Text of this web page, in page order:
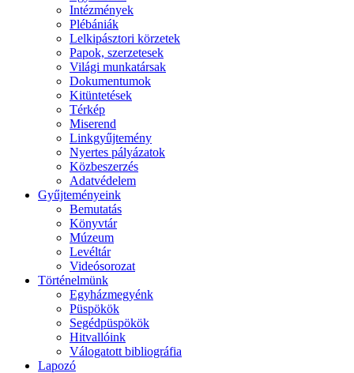
Intézmények
Plébániák
Lelkipásztori körzetek
Papok, szerzetesek
Világi munkatársak
Dokumentumok
Kitüntetések
Térkép
Miserend
Linkgyűjtemény
Nyertes pályázatok
Közbeszerzés
Adatvédelem
Gyűjteményeink
Bemutatás
Könyvtár
Múzeum
Levéltár
Videósorozat
Történelmünk
Egyházmegyénk
Püspökök
Segédpüspökök
Hitvallóink
Válogatott bibliográfia
Lapozó